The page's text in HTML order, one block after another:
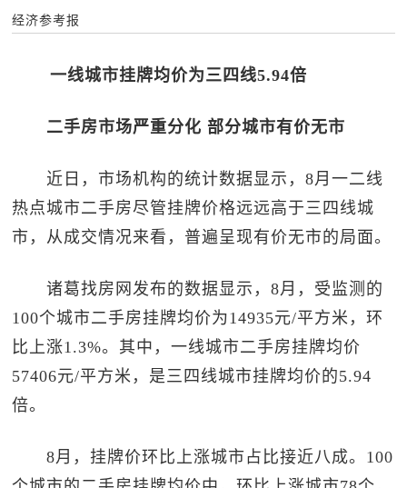
经济参考报
一线城市挂牌均价为三四线5.94倍
二手房市场严重分化 部分城市有价无市
近日，市场机构的统计数据显示，8月一二线
热点城市二手房尽管挂牌价格远远高于三四线城
市，从成交情况来看，普遍呈现有价无市的局面。
诸葛找房网发布的数据显示，8月，受监测的
100个城市二手房挂牌均价为14935元/平方米，环
比上涨1.3%。其中，一线城市二手房挂牌均价
57406元/平方米，是三四线城市挂牌均价的5.94
倍。
8月，挂牌价环比上涨城市占比接近八成。100